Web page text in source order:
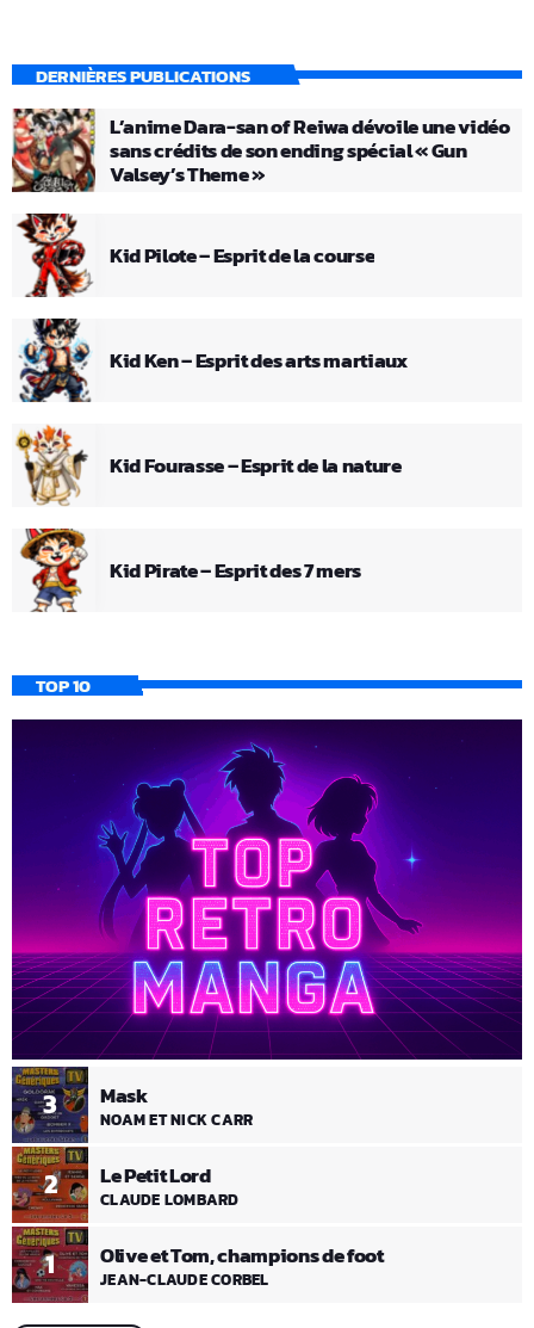
DERNIÈRES PUBLICATIONS
L’anime Dara-san of Reiwa dévoile une vidéo
sans crédits de son ending spécial « Gun
Valsey’s Theme »
Kid Pilote – Esprit de la course
Kid Ken – Esprit des arts martiaux
Kid Fourasse – Esprit de la nature
Kid Pirate – Esprit des 7 mers
TOP 10
1 Olive et Tom, champions de foot
JEAN-CLAUDE CORBEL
2 Le Petit Lord
CLAUDE LOMBARD
3 Mask
NOAM ET NICK CARR